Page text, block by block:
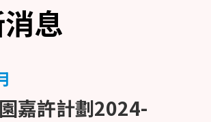
息
園嘉許計劃2024-